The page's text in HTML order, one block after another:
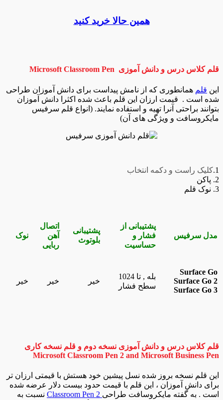
همین حالا خرید کنید
قلم کلاس درس و دانش آموزی Microsoft Classroom Pen
این قلم همانطوری که از نامش پیداست برای دانش آموزان طراحی
شده است . قیمت ارزان این قلم باعث شده اکثرا دانش آموزان
بتوانند براحتی آنرا تهیه و استفاده نمایند. (انواع قلم سرفیس
مایکروسافت و ویژگی های آن)
1. کلیک راست و دکمه انتخاب
2. پاکن
3. نوک قلم
مدل سرفیس
پشتیبانی از
فشار و
حساسیت
پشتیبانی
بلوتوث
اتصال
آهن
ربایی
نوک
Surface Go
Surface Go 2
Surface Go 3
بله , تا 1024
سطح فشار
خیر خیر خیر
قلم کلاس درس و دانش آموزی نسخه دوم و قلم نسخه کاری
Microsoft Classroom Pen 2 and Microsoft Business Pen
این قلم نسخه بروز شده نسل پیشین خود هستش با قیمتی ارزان تر
برای دانش آموزان ، این قلم با قیمت حدود بیست دلار عرضه شده
است . به گفته مایکروسافت طراحی
نسبت به